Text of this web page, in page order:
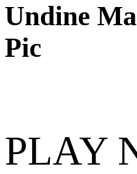
Undine
Pic
PLAY